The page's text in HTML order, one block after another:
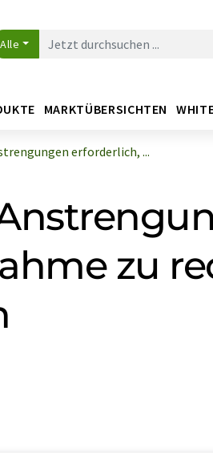
Alle
MARKTÜBERSICHTEN
erforderlich, ...
zu